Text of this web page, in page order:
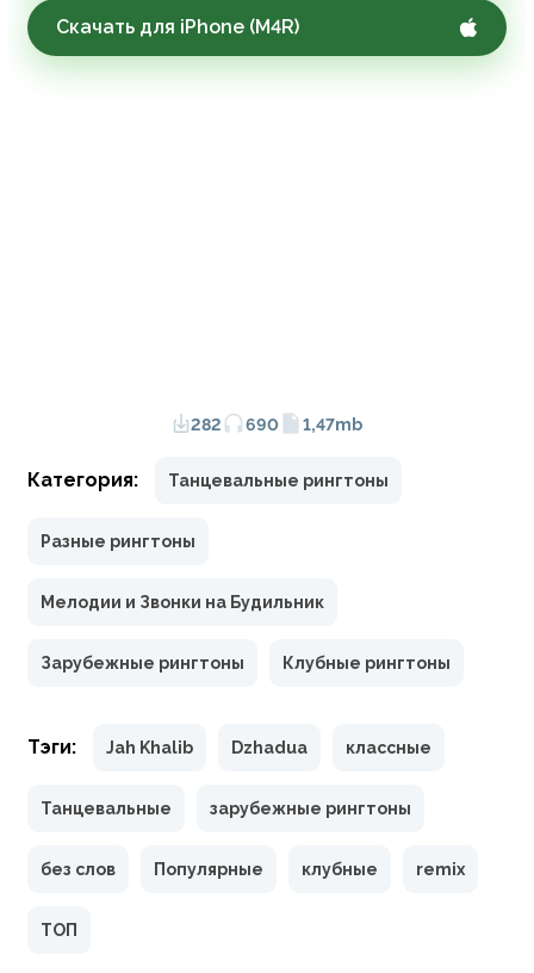
Скачать для iPhone (M4R)
282 690 1,47mb
Категория: Танцевальные рингтоны
Разные рингтоны
Мелодии и Звонки на Будильник
Зарубежные рингтоны Клубные рингтоны
Тэги: Jah Khalib Dzhadua классные
Танцевальные зарубежные рингтоны
без слов Популярные клубные remix
ТОП